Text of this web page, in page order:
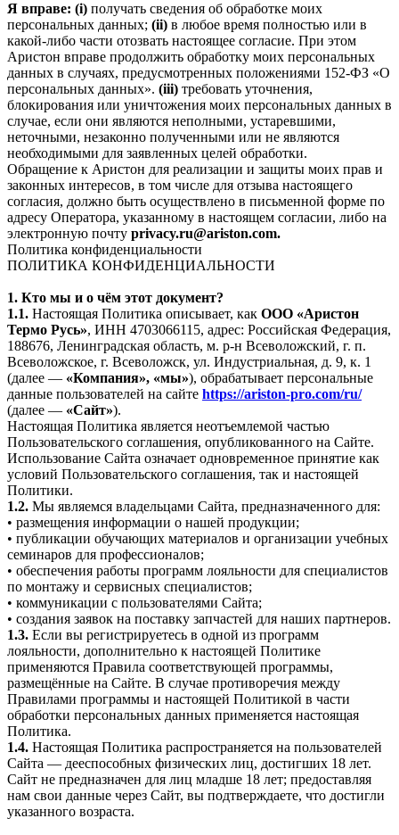
Я вправе: (i) получать сведения об обработке моих
персональных данных; (ii) в любое время полностью или в
какой-либо части отозвать настоящее согласие. При этом
Аристон вправе продолжить обработку моих персональных
данных в случаях, предусмотренных положениями 152-ФЗ «О
персональных данных». (iii) требовать уточнения,
блокирования или уничтожения моих персональных данных в
случае, если они являются неполными, устаревшими,
неточными, незаконно полученными или не являются
необходимыми для заявленных целей обработки.
Обращение к Аристон для реализации и защиты моих прав и
законных интересов, в том числе для отзыва настоящего
согласия, должно быть осуществлено в письменной форме по
адресу Оператора, указанному в настоящем согласии, либо на
электронную почту privacy.ru@ariston.com.
Политика конфиденциальности
ПОЛИТИКА КОНФИДЕНЦИАЛЬНОСТИ
1. Кто мы и о чём этот документ?
1.1. Настоящая Политика описывает, как ООО «Аристон
Термо Русь», ИНН 4703066115, адрес: Российская Федерация,
188676, Ленинградская область, м. р-н Всеволожский, г. п.
Всеволожское, г. Всеволожск, ул. Индустриальная, д. 9, к. 1
(далее — «Компания», «мы»), обрабатывает персональные
данные пользователей на сайте https://ariston-pro.com/ru/
(далее — «Сайт»).
Настоящая Политика является неотъемлемой частью
Пользовательского соглашения, опубликованного на Сайте.
Использование Сайта означает одновременное принятие как
условий Пользовательского соглашения, так и настоящей
Политики.
1.2. Мы являемся владельцами Сайта, предназначенного для:
• размещения информации о нашей продукции;
• публикации обучающих материалов и организации учебных
семинаров для профессионалов;
• обеспечения работы программ лояльности для специалистов
по монтажу и сервисных специалистов;
• коммуникации с пользователями Сайта;
• создания заявок на поставку запчастей для наших партнеров.
1.3. Если вы регистрируетесь в одной из программ
лояльности, дополнительно к настоящей Политике
применяются Правила соответствующей программы,
размещённые на Сайте. В случае противоречия между
Правилами программы и настоящей Политикой в части
обработки персональных данных применяется настоящая
Политика.
1.4. Настоящая Политика распространяется на пользователей
Сайта — дееспособных физических лиц, достигших 18 лет.
Сайт не предназначен для лиц младше 18 лет; предоставляя
нам свои данные через Сайт, вы подтверждаете, что достигли
указанного возраста.